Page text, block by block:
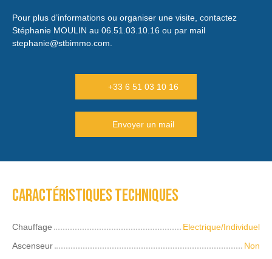
Pour plus d’informations ou organiser une visite, contactez
Stéphanie MOULIN au 06.51.03.10.16 ou par mail
stephanie@stbimmo.com.
+33 6 51 03 10 16
Envoyer un mail
Caractéristiques techniques
Chauffage
Electrique/Individuel
Ascenseur
Non